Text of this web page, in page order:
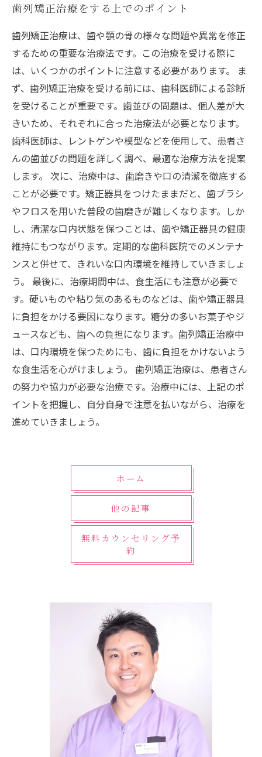
歯列矯正治療をする上でのポイント
歯列矯正治療は、歯や顎の骨の様々な問題や異常を修正
するための重要な治療法です。この治療を受ける際に
は、いくつかのポイントに注意する必要があります。 ま
ず、歯列矯正治療を受ける前には、歯科医師による診断
を受けることが重要です。歯並びの問題は、個人差が大
きいため、それぞれに合った治療法が必要となります。
歯科医師は、レントゲンや模型などを使用して、患者さ
んの歯並びの問題を詳しく調べ、最適な治療方法を提案
します。 次に、治療中は、歯磨きや口の清潔を徹底する
ことが必要です。矯正器具をつけたままだと、歯ブラシ
やフロスを用いた普段の歯磨きが難しくなります。しか
し、清潔な口内状態を保つことは、歯や矯正器具の健康
維持にもつながります。定期的な歯科医院でのメンテナ
ンスと併せて、きれいな口内環境を維持していきましょ
う。 最後に、治療期間中は、食生活にも注意が必要で
す。硬いものや粘り気のあるものなどは、歯や矯正器具
に負担をかける要因になります。糖分の多いお菓子やジ
ュースなども、歯への負担になります。歯列矯正治療中
は、口内環境を保つためにも、歯に負担をかけないよう
な食生活を心がけましょう。 歯列矯正治療は、患者さん
の努力や協力が必要な治療です。治療中には、上記のポ
イントを把握し、自分自身で注意を払いながら、治療を
進めていきましょう。
ホーム
他の記事
無料カウンセリング予
約